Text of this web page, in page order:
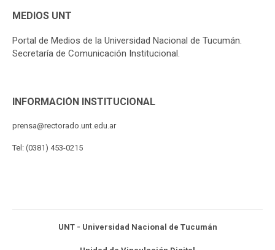
MEDIOS UNT
Portal de Medios de la Universidad Nacional de Tucumán.
Secretaría de Comunicación Institucional.
INFORMACIÓN INSTITUCIONAL
prensa@rectorado.unt.edu.ar
Tel: (0381) 453-0215
UNT - Universidad Nacional de Tucumán